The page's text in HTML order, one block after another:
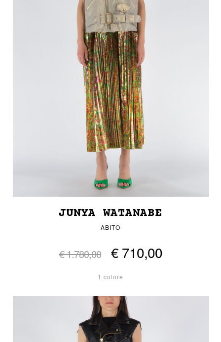
JUNYA WATANABE
ABITO
€ 1.780,00 € 710,00
1 colore